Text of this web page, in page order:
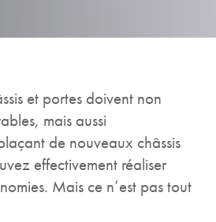
et portes doivent non
mais aussi
de nouveaux châssis
effectivement réaliser
Mais ce n’est pas tout